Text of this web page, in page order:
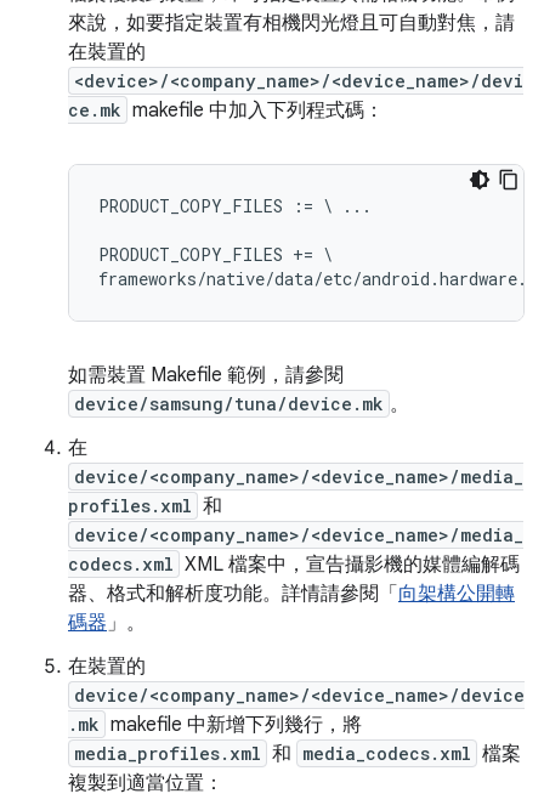
來說，如要指定裝置有相機閃光燈且可自動對焦，請
在裝置的
<device>/<company_name>/<device_name>/devi
ce.mk makefile 中加入下列程式碼：
PRODUCT_COPY_FILES := \ ...
PRODUCT_COPY_FILES += \
如需裝置 Makefile 範例，請參閱
device/samsung/tuna/device.mk 。
在
device/<company_name>/<device_name>/media_
profiles.xml 和
device/<company_name>/<device_name>/media_
codecs.xml XML 檔案中，宣告攝影機的媒體編解碼
器、格式和解析度功能。詳情請參閱「向架構公開轉
碼器 」。
在裝置的
device/<company_name>/<device_name>/device
.mk makefile 中新增下列幾行，將
media_profiles.xml 和 media_codecs.xml 檔案
複製到適當位置：